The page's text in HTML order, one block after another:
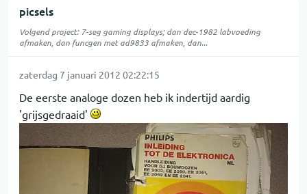
picsels
Volgend project: 7-seg gaming displays; dan dec-1982 labvoeding
afmaken, dan funcgen met ad9833 afmaken, dan...
zaterdag 7 januari 2012 02:22:15
De eerste analoge dozen heb ik indertijd aardig
'grijsgedraaid'